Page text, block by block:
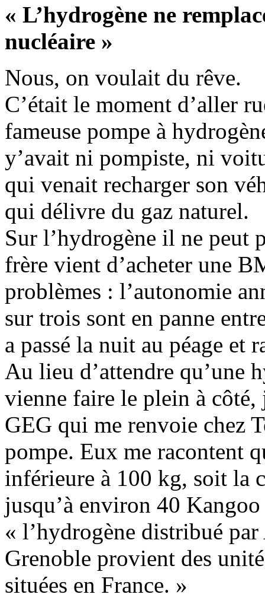
« L’hydrogène ne
nucléaire »
Nous, on voulait du rêve.
C’était le moment d’aller
fameuse pompe à
y’avait ni pompiste, ni
qui venait recharger son
qui délivre du gaz naturel.
Sur l’hydrogène il ne peut
frère vient d’acheter une
problèmes : l’autonomie
sur trois sont en panne
a passé la nuit au péage et
Au lieu d’attendre qu’une
vienne faire le plein à côté,
GEG qui me renvoie chez
pompe. Eux me racontent
inférieure à 100 kg, soit la
jusqu’à environ 40
« l’hydrogène distribué
Grenoble provient des
situées en France. »